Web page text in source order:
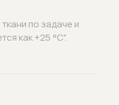
по задаче и
как +25 °C".